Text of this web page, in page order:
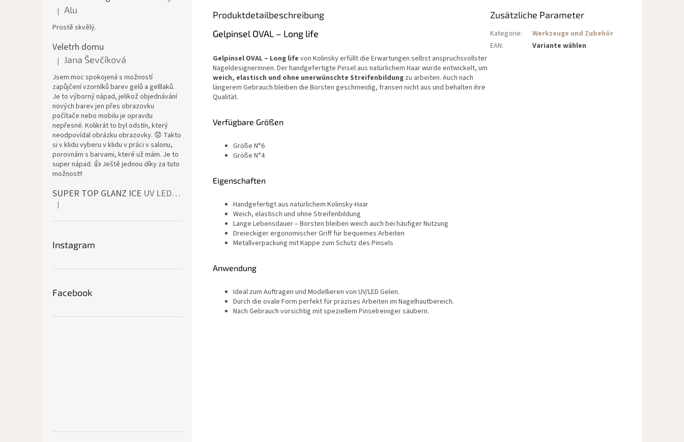
Die Produktbewertung beträgt 5 von 5 Sternen.
| Alu
Prostě skvělý.
Veletrh domu
Die Produktbewertung beträgt 5 von 5 Sternen.
| Jana Ševčíková
Jsem moc spokojená s možností
zapůjčení vzorníků barev gelů a gelllaků.
Je to výborný nápad, jelikož objednávání
nových barev jen přes obrazovku
počítače nebo mobilu je opravdu
nepřesné. Kolikrát to byl odstín, který
neodpovídal obrázku obrazovky. 😟 Takto
si v klidu vyberu v klidu v práci v salonu,
porovnám s barvami, které už mám. Je to
super nápad. 👍 Ještě jednou díky za tuto
možnost!!
SUPER TOP GLANZ ICE UV LED bezvýpotkový vrchní lesk
Die Produktbewertung beträgt 4 von 5 Sternen.
|
Instagram
Facebook
Produktdetailbeschreibung
Gelpinsel OVAL – Long life
Gelpinsel OVAL – Long life von Kolinsky erfüllt die Erwartungen selbst anspruchsvollster
Nageldesignerinnen. Der handgefertigte Pinsel aus natürlichem Haar wurde entwickelt, um
weich, elastisch und ohne unerwünschte Streifenbildung zu arbeiten. Auch nach
längerem Gebrauch bleiben die Borsten geschmeidig, fransen nicht aus und behalten ihre
Qualität.
Verfügbare Größen
Größe N°6
Größe N°4
Eigenschaften
Handgefertigt aus natürlichem Kolinsky-Haar
Weich, elastisch und ohne Streifenbildung
Lange Lebensdauer – Borsten bleiben weich auch bei häufiger Nutzung
Dreieckiger ergonomischer Griff für bequemes Arbeiten
Metallverpackung mit Kappe zum Schutz des Pinsels
Anwendung
Ideal zum Auftragen und Modellieren von UV/LED Gelen.
Durch die ovale Form perfekt für präzises Arbeiten im Nagelhautbereich.
Nach Gebrauch vorsichtig mit speziellem Pinselreiniger säubern.
Zusätzliche Parameter
Kategorie:
Werkzeuge und Zubehör
EAN: Variante wählen